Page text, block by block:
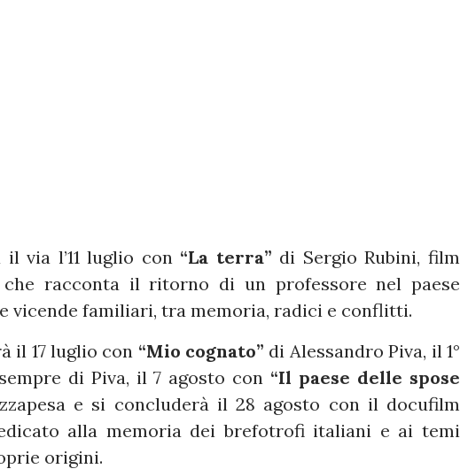
via l’11 luglio con “La terra” di Sergio Rubini, film
che racconta il ritorno di un professore nel paese
vicende familiari, tra memoria, radici e conflitti.
il 17 luglio con “Mio cognato” di Alessandro Piva, il 1°
di Piva, il 7 agosto con “Il paese delle spose
e si concluderà il 28 agosto con il docufilm
alla memoria dei brefotrofi italiani e ai temi
origini.